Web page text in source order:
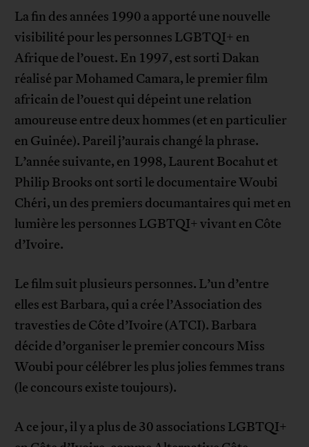
La fin des années 1990 a apporté une nouvelle
visibilité pour les personnes LGBTQI+ en
Afrique de l’ouest. En 1997, est sorti Dakan
réalisé par Mohamed Camara, le premier film
africain de l’ouest qui dépeint une relation
amoureuse entre deux hommes (et en particulier
en Guinée). Pareil j’aurais changé la phrase.
L’année suivante, en 1998, Laurent Bocahut et
Philip Brooks ont sorti le documentaire Woubi
Chéri, un des premiers documantaires qui met en
lumière les personnes LGBTQI+ vivant en Côte
d’Ivoire.
Le film suit plusieurs personnes. L’un d’entre
elles est Barbara, qui a crée l’Association des
travesties de Côte d’Ivoire (ATCI). Barbara
décide d’organiser le premier concours Miss
Woubi pour célébrer les plus jolies femmes trans
(le concours existe toujours).
A ce jour, il y a plus de 30 associations LGBTQI+